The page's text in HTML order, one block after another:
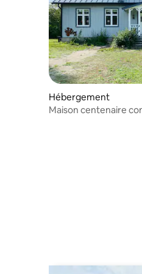
Hébergement
Maison centenaire